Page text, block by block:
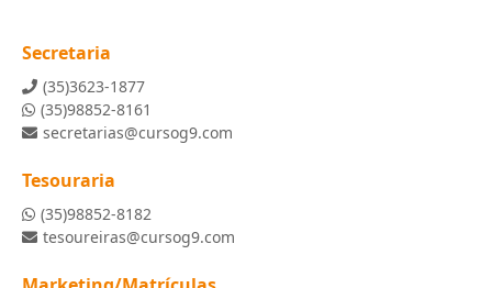
Secretaria
(35)3623-1877
(35)98852-8161
secretarias@cursog9.com
Tesouraria
(35)98852-8182
tesoureiras@cursog9.com